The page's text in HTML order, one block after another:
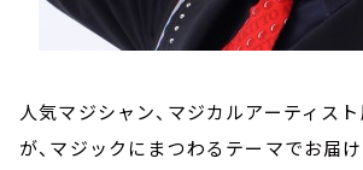
人気マジシャン、マジカルアーティス
が、マジックにまつわるテーマでお届け